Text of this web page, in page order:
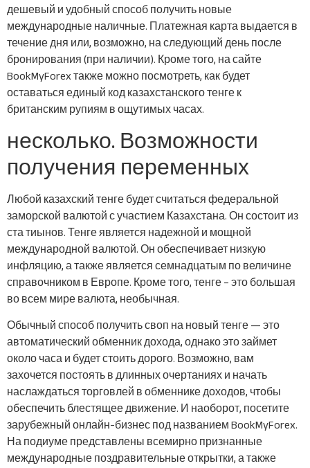
дешевый и удобный способ получить новые
международные наличные. Платежная карта выдается в
течение дня или, возможно, на следующий день после
бронирования (при наличии). Кроме того, на сайте
BookMyForex также можно посмотреть, как будет
оставаться единый код казахстанского тенге к
британским рупиям в ощутимых часах.
несколько. Возможности
получения переменных
Любой казахский тенге будет считаться федеральной
заморской валютой с участием Казахстана. Он состоит из
ста тиынов. Тенге является надежной и мощной
международной валютой. Он обеспечивает низкую
инфляцию, а также является семнадцатым по величине
справочником в Европе. Кроме того, тенге – это большая
во всем мире валюта, необычная.
Обычный способ получить своп на новый тенге — это
автоматический обменник дохода, однако это займет
около часа и будет стоить дорого. Возможно, вам
захочется постоять в длинных очертаниях и начать
наслаждаться торговлей в обменнике доходов, чтобы
обеспечить блестящее движение. И наоборот, посетите
зарубежный онлайн-бизнес под названием BookMyForex.
На подиуме представлены всемирно признанные
международные поздравительные открытки, а также